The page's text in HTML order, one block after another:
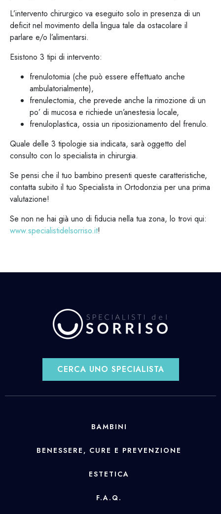
L’intervento chirurgico va eseguito solo in presenza di un
deficit nel movimento della lingua tale da ostacolare il
parlare e/o l’alimentarsi.
Esistono 3 tipi di intervento:
frenulotomia (che può essere effettuato anche
ambulatorialmente),
frenulectomia, che prevede anche la rimozione di un
po’ di mucosa e richiede un’anestesia locale,
frenuloplastica, ossia un riposizionamento del frenulo.
Quale delle 3 tipologie sia indicata, sarà oggetto del
consulto con lo specialista in chirurgia.
Se pensi che il tuo bambino presenti queste caratteristiche,
contatta subito il tuo Specialista in Ortodonzia per una prima
valutazione!
Se non ne hai già uno di fiducia nella tua zona, lo trovi qui:
www.specialistidelsorriso.it!
CERCA UNO SPECIALISTA
BAMBINI
BENESSERE, CURE E PREVENZIONE
ESTETICA
F.A.Q.